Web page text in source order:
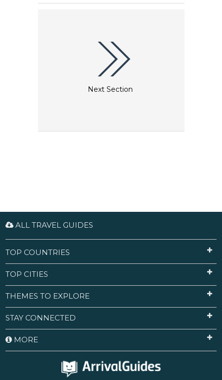
Next Section
ALL TRAVEL GUIDES
TOP COUNTRIES
TOP CITIES
THEMES TO EXPLORE
STAY CONNECTED
MORE